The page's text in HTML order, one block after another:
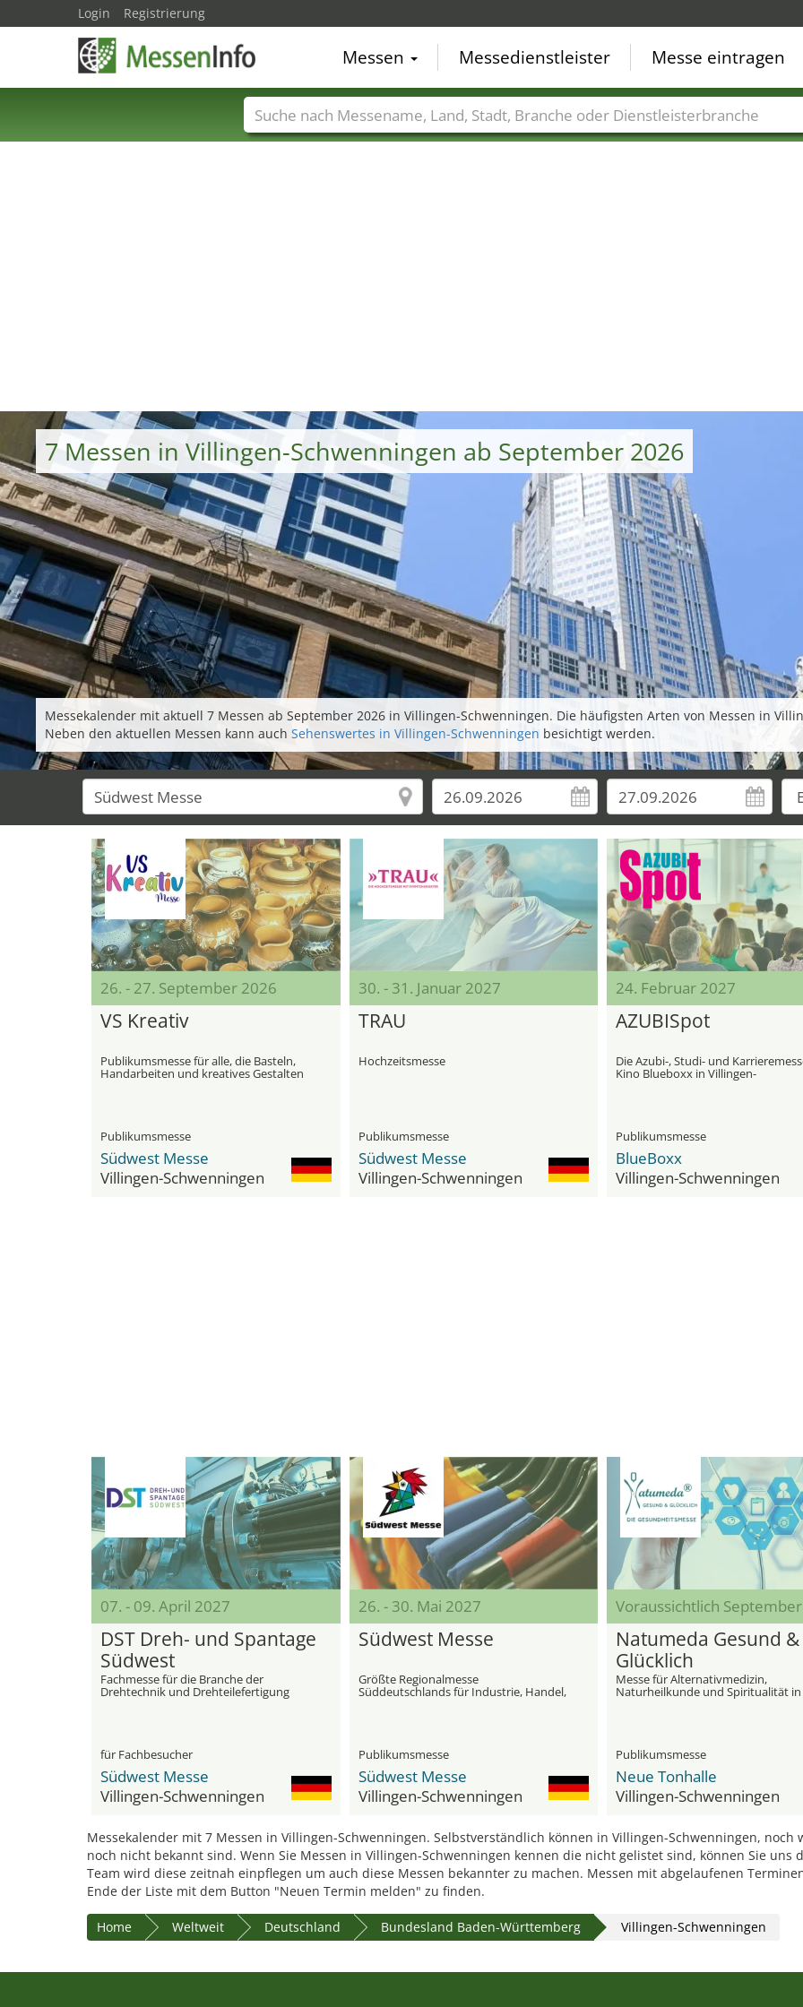
7 Messen in Villingen-Schwenningen ab September 2026
Messekalender mit aktuell 7 Messen ab September 2026 in Villingen-Schwenningen. Die häufigsten Arten von Messen in
Neben den aktuellen Messen kann auch Sehenswertes in Villingen-Schwenningen besichtigt werden.
26. - 27. September 2026
VS Kreativ
Publikumsmesse für alle, die Basteln,
Handarbeiten und kreatives Gestalten
Publikumsmesse
Südwest Messe
Villingen-Schwenningen
30. - 31. Januar 2027
TRAU
Hochzeitsmesse
Publikumsmesse
Südwest Messe
Villingen-Schwenningen
24. Februar 2027
AZUBISpot
Die Azubi-, Studi- und
Kino Blueboxx in Villingen-
Publikumsmesse
BlueBoxx
Villingen-Schwenningen
07. - 09. April 2027
DST Dreh- und Spantage
Südwest
Fachmesse für die Branche der
Drehtechnik und Drehteilefertigung
für Fachbesucher
Südwest Messe
Villingen-Schwenningen
26. - 30. Mai 2027
Südwest Messe
Größte Regionalmesse
Süddeutschlands für Industrie, Handel,
Publikumsmesse
Südwest Messe
Villingen-Schwenningen
Voraussichtlich
Natumeda Gesund &
Glücklich
Messe für Alternativmedizin,
Naturheilkunde und Spiritualität in
Villingen - Schwenningen
Publikumsmesse
Neue Tonhalle
Villingen-Schwenningen
Messekalender mit 7 Messen in Villingen-Schwenningen. Selbstverständlich können in Villingen-Schwenningen,
noch nicht bekannt sind. Wenn Sie Messen in Villingen-Schwenningen kennen die nicht gelistet sind, können Sie uns
Team wird diese zeitnah einpflegen um auch diese Messen bekannter zu machen. Messen mit abgelaufenen
Ende der Liste mit dem Button "Neuen Termin melden" zu finden.
Home Weltweit Deutschland Bundesland Baden-Württemberg Villingen-Schwenningen
Login Registrierung
Messen Messedienstleister Messe eintragen
Messenamen Länder Städte Branchen Dienstleisterbranchen